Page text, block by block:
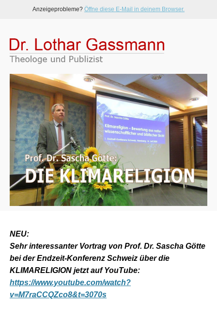
Anzeigeprobleme? Öffne diese E-Mail in deinem Browser.
NEU:
Sehr interessanter Vortrag von Prof. Dr. Sascha Götte
bei der Endzeit-Konferenz Schweiz über die
KLIMARELIGION jetzt auf YouTube:
https://www.youtube.com/watch?
v=M7raCCQZco8&t=3070s